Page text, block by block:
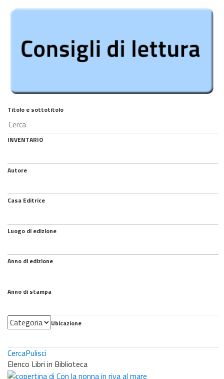
Titolo e sottotitolo
INVENTARIO
Autore
Casa Editrice
Luogo di edizione
Anno di edizione
Anno di stampa
Categoria Ubicazione
CercaPulisci
Elenco Libri in Biblioteca